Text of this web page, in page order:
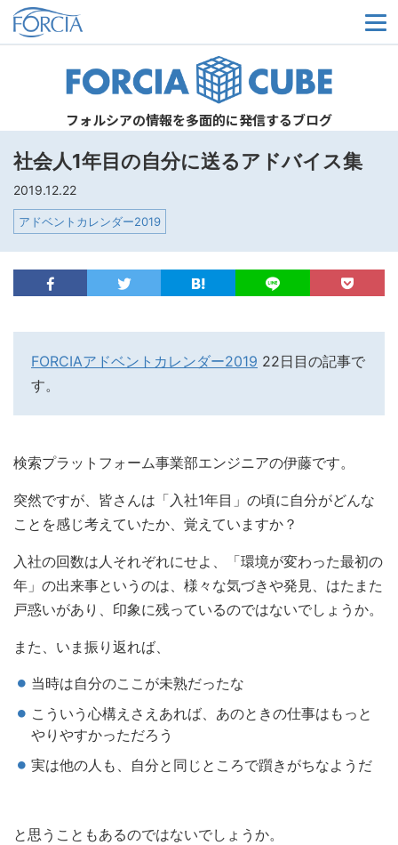
メ
フォルシアの情報を多面的に発信するブログ
社会人1年目の自分に送るアドバイス集
2019.12.22
アドベントカレンダー2019
FORCIAアドベントカレンダー2019 22日目の記事で
す。
検索プラットフォーム事業部エンジニアの伊藤です。
突然ですが、皆さんは「入社1年目」の頃に自分がどんな
ことを感じ考えていたか、覚えていますか？
入社の回数は人それぞれにせよ、「環境が変わった最初の
年」の出来事というのは、様々な気づきや発見、はたまた
戸惑いがあり、印象に残っているのではないでしょうか。
また、いま振り返れば、
当時は自分のここが未熟だったな
こういう心構えさえあれば、あのときの仕事はもっと
やりやすかっただろう
実は他の人も、自分と同じところで躓きがちなようだ
と思うこともあるのではないでしょうか。